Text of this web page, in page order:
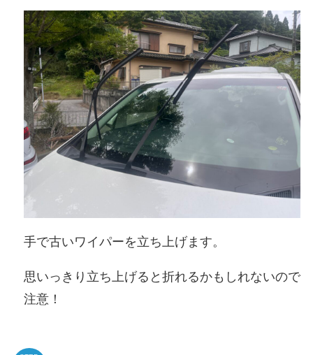
手で古いワイパーを立ち上げます。
思いっきり立ち上げると折れるかもしれないので
注意！